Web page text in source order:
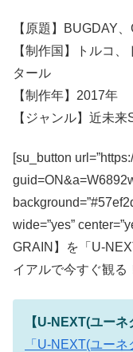
【原題】BUGDAY
【制作国】トルコ
タール
【制作年】2017年
【ジャンル】近未来
[su_button
wide=”yes”
GRAIN】を「U-
イアルで今すぐ観る
【U-NEXT(ユーネ
「U-NEXT(ユー